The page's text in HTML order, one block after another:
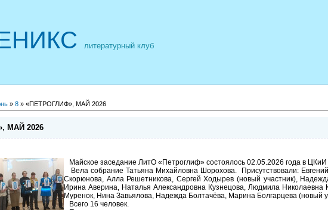
литературный клуб
» 8 » «ПEТРОГЛИФ», МАЙ 2026
МАЙ 2026
Майское заседание ЛитО «Петроглиф» состоялось 02.05.2026 года в
Вела собрание Татьяна Михайловна Шорохова. Присутствовали:
Скорюнова, Алла Решетникова, Сергей Ходырев (новый участник),
Ирина Аверина, Наталья Александровна Кузнецова, Людмила Николаевна
Муренок, Нина Завьялова, Надежда Болтачёва, Марина Болгарцева (новый
Всего 16 человек.